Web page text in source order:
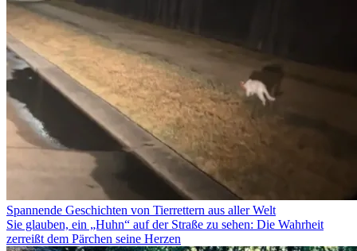
Spannende Geschichten von Tierrettern aus aller Welt
Sie glauben, ein „Huhn“ auf der Straße zu sehen: Die Wahrheit
zerreißt dem Pärchen seine Herzen